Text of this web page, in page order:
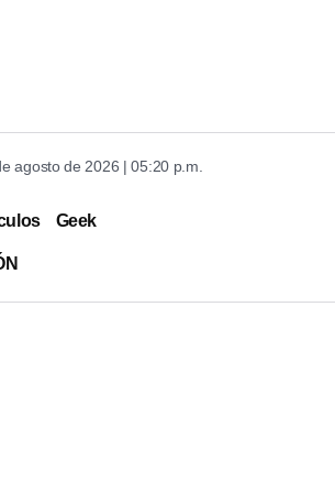
agosto de 2026 | 05:20 p.m.
Geek